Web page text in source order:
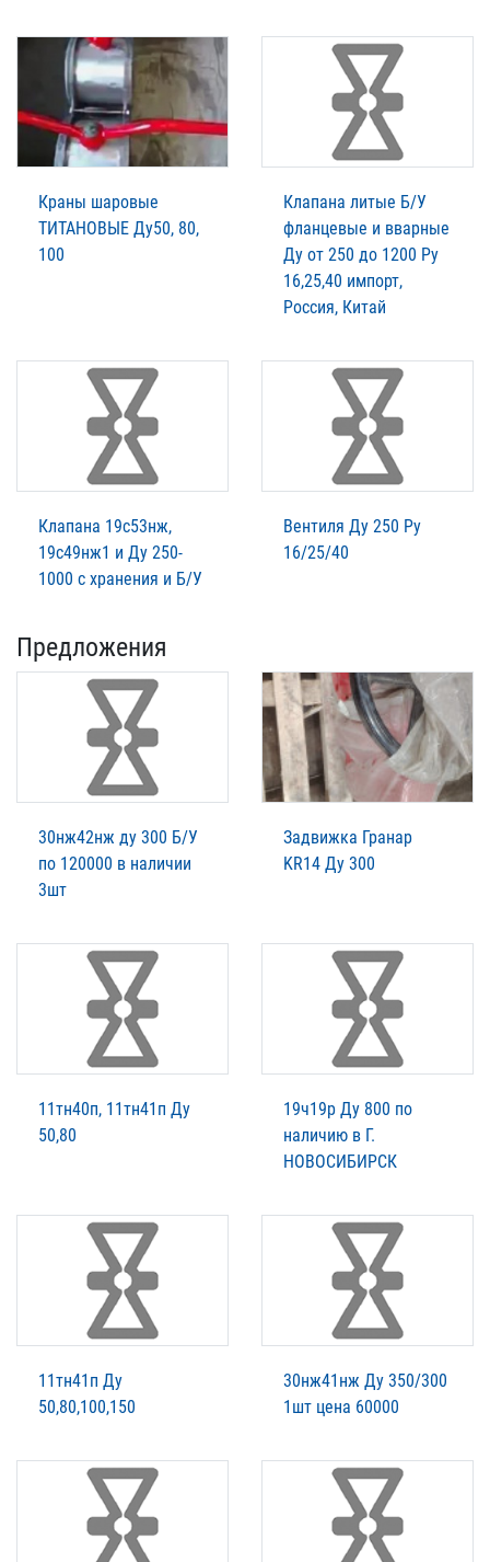
Краны шаровые
ТИТАНОВЫЕ Ду50, 80,
100
Клапана литые Б/У
фланцевые и вварные
Ду от 250 до 1200 Ру
16,25,40 импорт,
Россия, Китай
Клапана 19с53нж,
19с49нж1 и Ду 250-
1000 с хранения и Б/У
Вентиля Ду 250 Ру
16/25/40
Предложения
30нж42нж ду 300 Б/У
по 120000 в наличии
3шт
Задвижка Гранар
KR14 Ду 300
11тн40п, 11тн41п Ду
50,80
19ч19р Ду 800 по
наличию в Г.
НОВОСИБИРСК
11тн41п Ду
50,80,100,150
30нж41нж Ду 350/300
1шт цена 60000